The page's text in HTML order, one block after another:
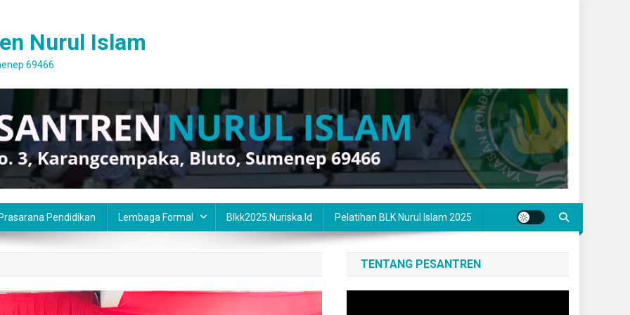
Nurul Islam
69466
Pendidikan Lembaga Formal Blkk2025.nuriska.id Pelatihan BLK Nurul Islam 2025
TENTANG PESANTREN